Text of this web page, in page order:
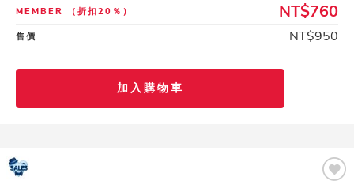
MEMBER （折扣20％） NT$760
售價 NT$950
加入購物車